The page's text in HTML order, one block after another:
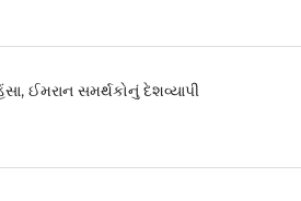
ઈમરાન સમર્થકોનું દેશવ્યાપી